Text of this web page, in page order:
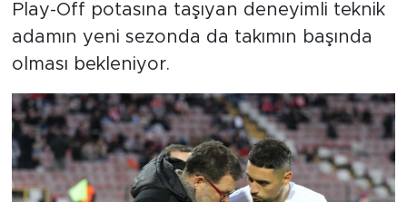
Play-Off potasına taşıyan deneyimli teknik
adamın yeni sezonda da takımın başında
olması bekleniyor.